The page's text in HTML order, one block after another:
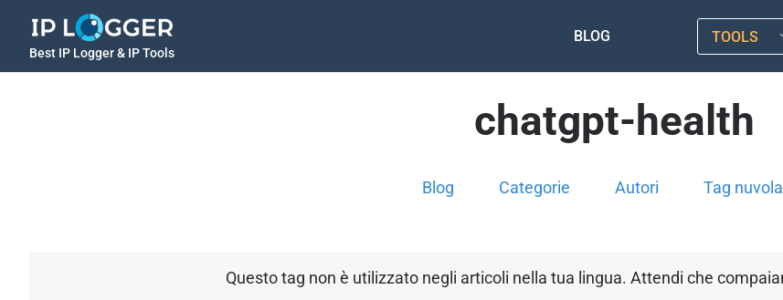
Best IP Logger & IP Tools
BLOG TOOLS
chatgpt-health
Blog Categorie Autori Tag nuvola